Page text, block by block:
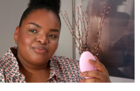
预计送达日期 8/8/26
预计送达日期
预计送达日期8/8/26
预计送达日期8/13/26